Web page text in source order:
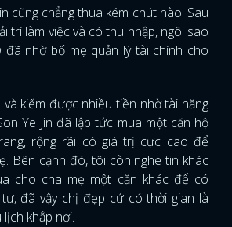
cũng chẳng thua kém chút nào. Sau
trí làm việc và có thu nhập, ngôi sao
đã nhờ bố mẹ quản lý tài chính cho
kiếm được nhiều tiền nhờ tài năng
Ye Jin đã lập tức mua một căn hộ
rộng rãi có giá trị cực cao để
Bên cạnh đó, tôi còn nghe tin khác
cho cha mẹ một căn khác để có
đã vậy chị đẹp cứ có thời gian là
khắp nơi.